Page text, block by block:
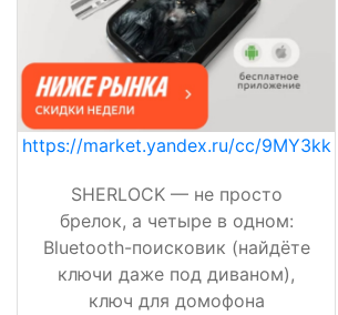
https://market.yandex.ru/cc/9MY3kk
SHERLOCK — не просто
брелок, а четыре в одном:
Bluetooth-поисковик (найдёте
ключи даже под диваном),
ключ для домофона